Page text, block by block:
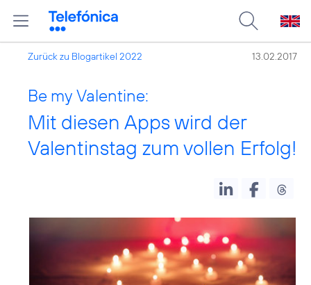
Zurück zu Blogartikel 2022 13.02.2017
Be my Valentine:
Mit diesen Apps wird der
Valentinstag zum vollen Erfolg!